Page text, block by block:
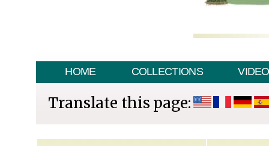
HOME COLLECTIONS VIDEO
Translate this page: